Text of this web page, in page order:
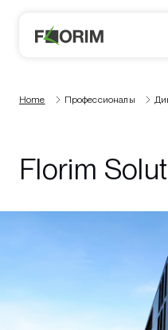
Home Профессионалы
Florim